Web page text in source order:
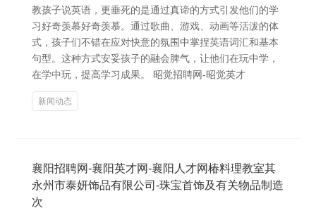
教孩子说英语，更垂死的是通过真谛的方式引发他们的学
习好奇羡慕好奇羡慕。通过歌曲、游戏、动画等活泼的体
式，孩子们不错在应对快意的氛围中掌捏英语词汇和基本
句型。这种方式安妥孩子的融会脾气，让他们在玩中学，
在学中玩，提高学习成果。 昭觉招聘网-昭觉英才
新闻动态
襄阳招聘网-襄阳英才网-襄阳人才网椿料理教室其
永州市泰妍饰品有限公司-珠宝首饰及有关物品制造
次